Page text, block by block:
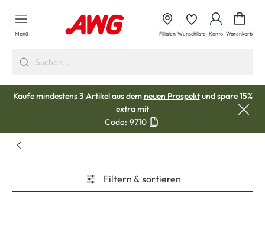
springen
Menü Filialen Wunschliste Konto Warenkorb
Kaufe mindestens 3 Artikel aus demneuen Prospektund spare 15%
extra mit
Code: 9710
Filtern & sortieren